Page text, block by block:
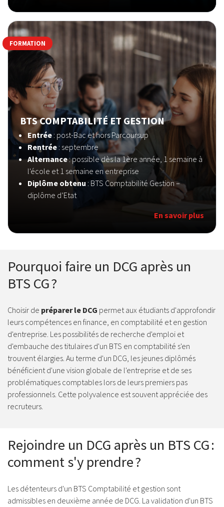
BTS COMPTABILITÉ ET GESTION
Entrée: post-Bac et hors Parcoursup
Rentrée : septembre
Alternance: possible dès la 1ère année, 1 semaine à
l'école et 1 semaine en entreprise
Diplôme obtenu : BTS Comptabilité Gestion –
diplôme d’Etat
En savoir plus
FORMATION
Pourquoi faire un DCG après un
BTS CG ?
Choisir de préparer le DCG permet aux étudiants d'approfondir
leurs compétences en finance, en comptabilité et en gestion
d'entreprise. Les possibilités de recherche d'emploi et
d'embauche des titulaires d'un BTS en comptabilité s'en
trouvent élargies. Au terme d'un DCG, les jeunes diplômés
bénéficient d'une vision globale de l'entreprise et de ses
problématiques comptables lors de leurs premiers pas
professionnels. Cette polyvalence est souvent appréciée des
recruteurs.
Rejoindre un DCG après un BTS CG :
comment s'y prendre ?
Les détenteurs d'un BTS Comptabilité et gestion sont
admissibles en deuxième année de DCG. La validation d'un BTS